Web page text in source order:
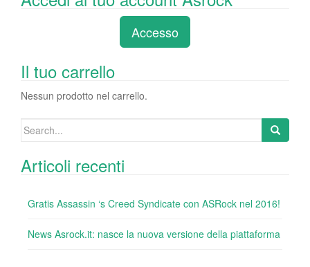
c
o
o
k
tt k
n
er
e
st
m
bl
r
d
di
t
n
Accesso
Il tuo carrello
Nessun prodotto nel carrello.
Search
Articoli recenti
Gratis Assassin ‘s Creed Syndicate con ASRock nel 2016!
News Asrock.it: nasce la nuova versione della piattaforma